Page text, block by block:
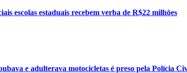
escolas estaduais recebem verba de R$22 milhões
e adulterava motocicletas é preso pela Polícia